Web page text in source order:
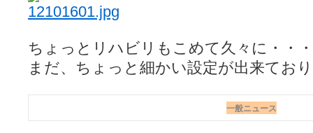
ちょっとリハビリもこめて久々に・・・
まだ、ちょっと細かい設定が出来てお
一般ニュース